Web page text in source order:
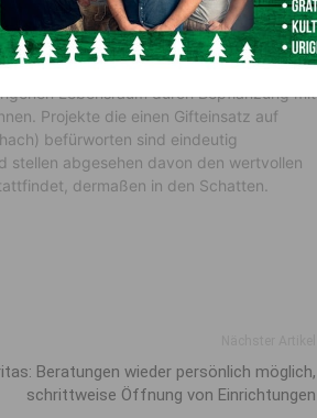
es ist Lebensraum für
Lebensraum durch Bepflanzung mit
Projekte die einen Gifteinsatz auf
befürworten sind eindeutig
abgesehen davon den wertvollen
dermaßen in den Schatten.
Beratungen wieder persönlich möglich,
schrittweise Öffnung von Einrichtungen